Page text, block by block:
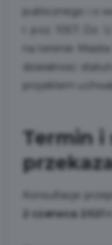
publicznego i o
r. poz. 1057; Dz.
na terenie
działalność
projektem
Termin i
Konsultacje
2 czerwca 2021 r.